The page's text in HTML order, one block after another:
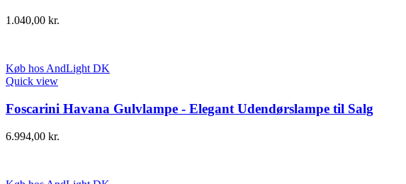
1.040,00 kr.
Køb hos AndLight DK
Quick view
Foscarini Havana Gulvlampe - Elegant Udendørslampe til Salg
6.994,00 kr.